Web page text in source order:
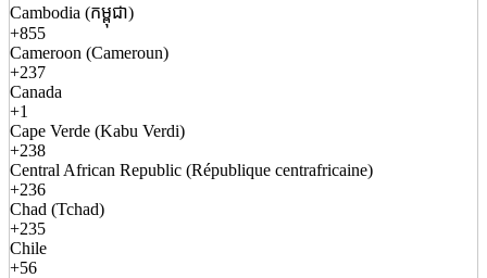
Cambodia (កម្ពុជា)
+855
Cameroon (Cameroun)
+237
Canada
+1
Cape Verde (Kabu Verdi)
+238
Central African Republic (République centrafricaine)
+236
Chad (Tchad)
+235
Chile
+56